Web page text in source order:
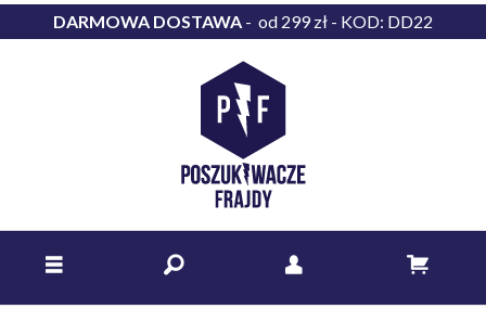
DARMOWA DOSTAWA - od 299 zł - KOD: DD22